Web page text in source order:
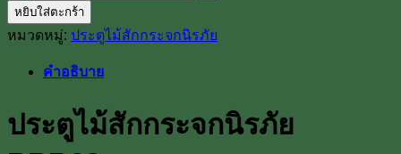
ประตู
ไม้
กระจก
BBB63
หยิบใส่ตะกร้า
หมวดหมู่: ประตูไม้สักกระจกนิรภัย
คำอธิบาย
ประตูไม้สักกระจกนิรภัย